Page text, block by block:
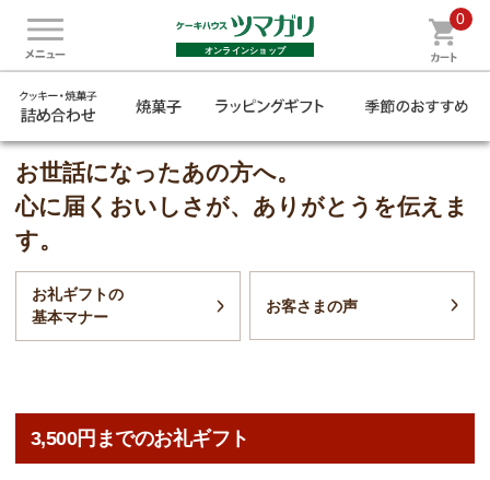
0
オンラインショップ
お世話になったあの方へ。
心に届くおいしさが、ありがとうを伝えま
す。
お礼ギフトの
基本マナー
お客さまの声
3,500円までのお礼ギフト